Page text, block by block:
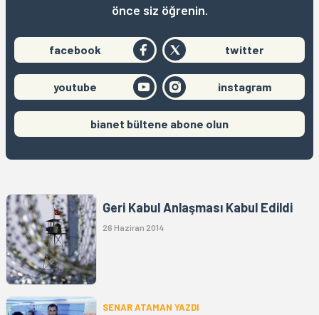
önce siz öğrenin.
facebook twitter
youtube instagram
bianet bültene abone olun
Geri Kabul Anlaşması Kabul Edildi
26 Haziran 2014
SENAR ATAMAN YAZDI